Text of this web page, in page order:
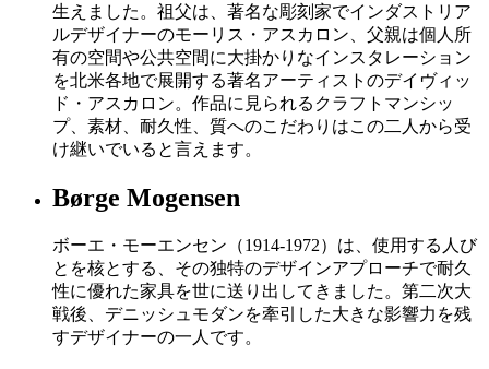
生えました。祖父は、著名な彫刻家でインダストリア
ルデザイナーのモーリス・アスカロン、父親は個人所
有の空間や公共空間に大掛かりなインスタレーション
を北米各地で展開する著名アーティストのデイヴィッ
ド・アスカロン。作品に見られるクラフトマンシッ
プ、素材、耐久性、質へのこだわりはこの二人から受
け継いでいると言えます。
Børge Mogensen
ボーエ・モーエンセン（1914-1972）は、使用する人び
とを核とする、その独特のデザインアプローチで耐久
性に優れた家具を世に送り出してきました。第二次大
戦後、デニッシュモダンを牽引した大きな影響力を残
すデザイナーの一人です。